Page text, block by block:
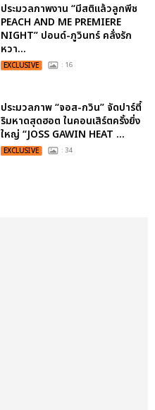
ประมวลภาพงาน “มีสติแล้วลูกพีช
PEACH AND ME PREMIERE
NIGHT” ปอนด์-ภูวินทร์ คลั่งรัก
หวา...
EXCLUSIVE : 16
ประมวลภาพ “จอส-กวิน” จัดปาร์ตี้
ริมหาดสุดฮอต ในคอนเสิร์ตครั้งยิ่ง
ใหญ่ “JOSS GAWIN HEAT ...
EXCLUSIVE : 34